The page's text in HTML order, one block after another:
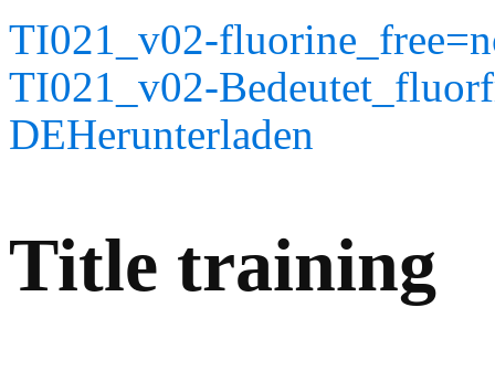
TI021_v02-
TI021_v02-
DEHerunterladen
Title training